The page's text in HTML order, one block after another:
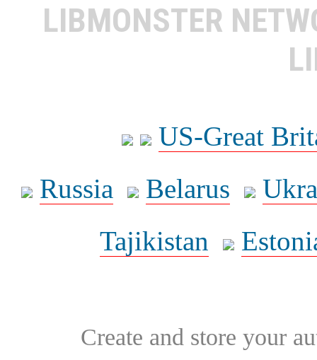
LIBMONSTER
US-Great
Russia
Belarus
Tajikistan
Create and store your